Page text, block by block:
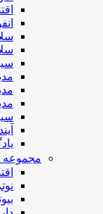
مجموعه